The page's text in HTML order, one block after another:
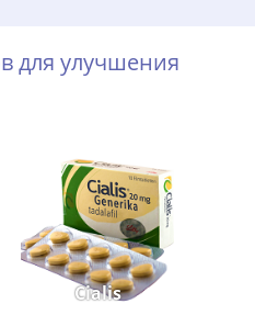
для улучшения
Cialis